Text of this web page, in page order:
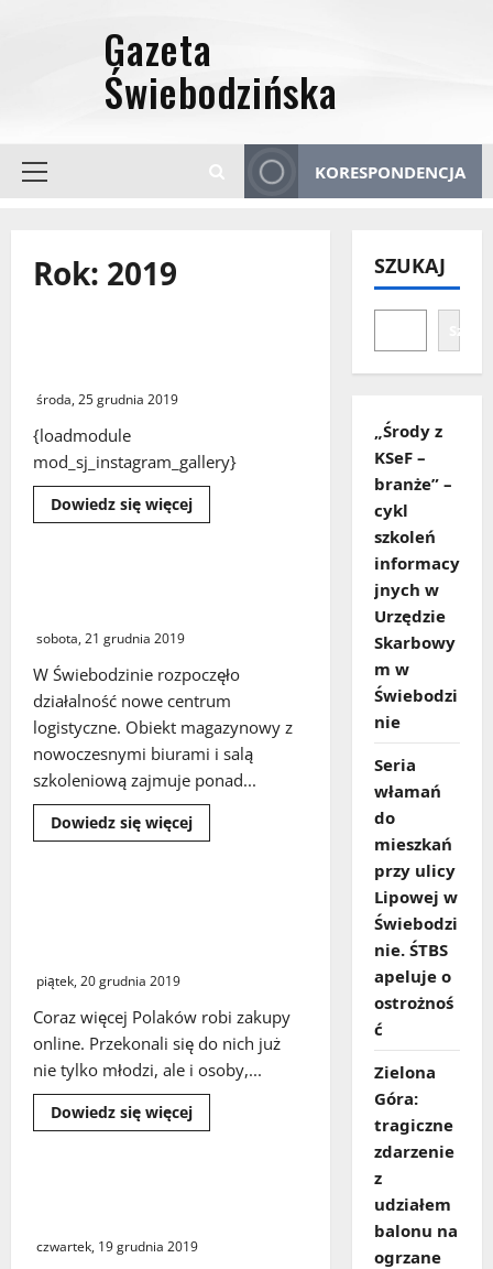
Menu
KORESPONDENCJA
Rok: 2019
środa, 25 grudnia 2019
{loadmodule
mod_sj_instagram_gallery}
Dowiedz się więcejDowiedz
się
sobota, 21 grudnia 2019
W Świebodzinie rozpoczęło
działalność nowe centrum
logistyczne. Obiekt magazynowy z
nowoczesnymi biurami i salą
szkoleniową zajmuje ponad...
Dowiedz się więcejDowiedz
się
piątek, 20 grudnia 2019
Coraz więcej Polaków robi zakupy
online. Przekonali się do nich już
nie tylko młodzi, ale i osoby,...
Dowiedz się więcejDowiedz
się
zachować
czwartek, 19 grudnia 2019
SZUKAJ
„Środy z
KSeF –
branże” –
cykl
szkoleń
informacy
jnych w
Urzędzie
Skarbowy
m w
Świebodzi
nie
Seria
włamań
do
mieszkań
przy ulicy
Lipowej w
Świebodzi
nie. ŚTBS
apeluje o
ostrożnoś
ć
Zielona
Góra:
tragiczne
zdarzenie
z
udziałem
balonu na
ogrzane